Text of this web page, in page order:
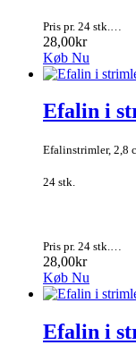
Pris pr. 24 stk.…
28,00kr
Køb Nu
Efalin i
Efalinstrimler, 2,8
24 stk.
Pris pr. 24 stk.…
28,00kr
Køb Nu
Efalin i